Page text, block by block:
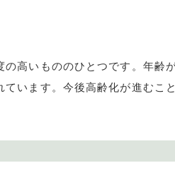
の高いもののひとつです。年齢
います。今後高齢化が進むこ